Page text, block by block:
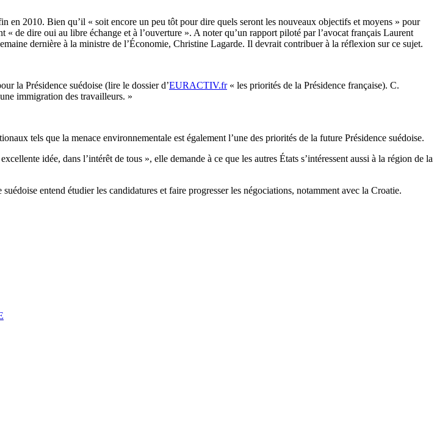
en 2010. Bien qu’il « soit encore un peu tôt pour dire quels seront les nouveaux objectifs et moyens » pour
de dire oui au libre échange et à l’ouverture ». A noter qu’un rapport piloté par l’avocat français Laurent
dernière à la ministre de l’Économie, Christine Lagarde. Il devrait contribuer à la réflexion sur ce sujet.
la Présidence suédoise (lire le dossier d’EURACTIV.fr« les priorités de la Présidence française). C.
immigration des travailleurs. »
tels que la menace environnementale est également l’une des priorités de la future Présidence suédoise.
idée, dans l’intérêt de tous », elle demande à ce que les autres États s’intéressent aussi à la région de la
entend étudier les candidatures et faire progresser les négociations, notamment avec la Croatie.